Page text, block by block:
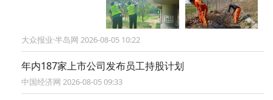
大众报业·半岛网 2026-08-05 10:22
年内187家上市公司发布员工持股计划
中国经济网 2026-08-05 09:33